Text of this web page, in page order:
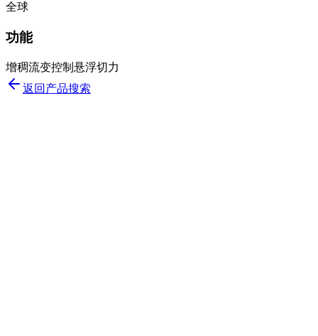
全球
功能
增稠流变控制 悬浮切力
返回产品搜索